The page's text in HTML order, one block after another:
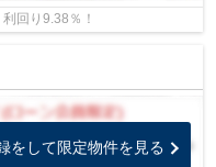
回り9.38％！
をして限定物件を見る